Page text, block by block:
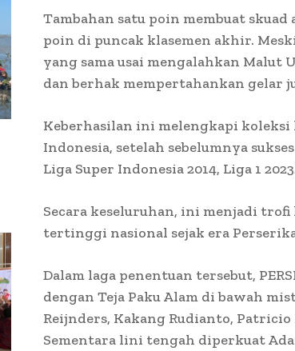
Tambahan satu poin membuat skuad
poin di puncak klasemen akhir.
yang sama usai mengalahkan Malut
dan berhak mempertahankan gelar
Keberhasilan ini melengkapi koleksi
Indonesia, setelah sebelumnya
Liga Super Indonesia 2014, Liga 1
Secara keseluruhan, ini menjadi trofi
tertinggi nasional sejak era
Dalam laga penentuan tersebut,
dengan Teja Paku Alam di bawah
Reijnders, Kakang Rudianto,
Sementara lini tengah diperkuat